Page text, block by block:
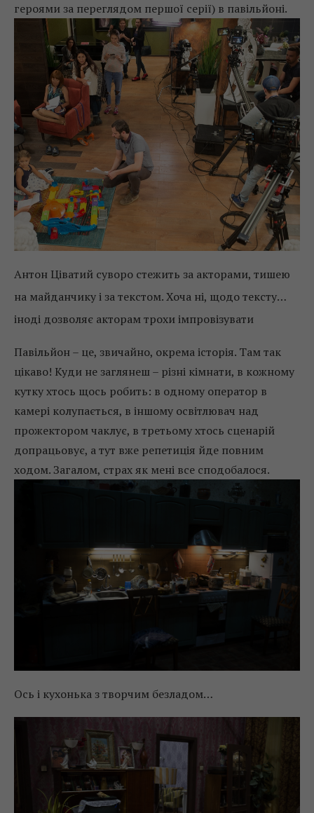
героями за переглядом першої серії) в павільйоні.
Антон Ціватий суворо стежить за акторами, тишею
на майданчику і за текстом. Хоча ні, щодо тексту…
іноді дозволяє акторам трохи імпровізувати
Павільйон – це, звичайно, окрема історія. Там так
цікаво! Куди не заглянеш – різні кімнати, в кожному
кутку хтось щось робить: в одному оператор в
камері колупається, в іншому освітлювач над
прожектором чаклує, в третьому хтось сценарій
допрацьовує, а тут вже репетиція йде повним
ходом. Загалом, страх як мені все сподобалося.
Ось і кухонька з творчим безладом…